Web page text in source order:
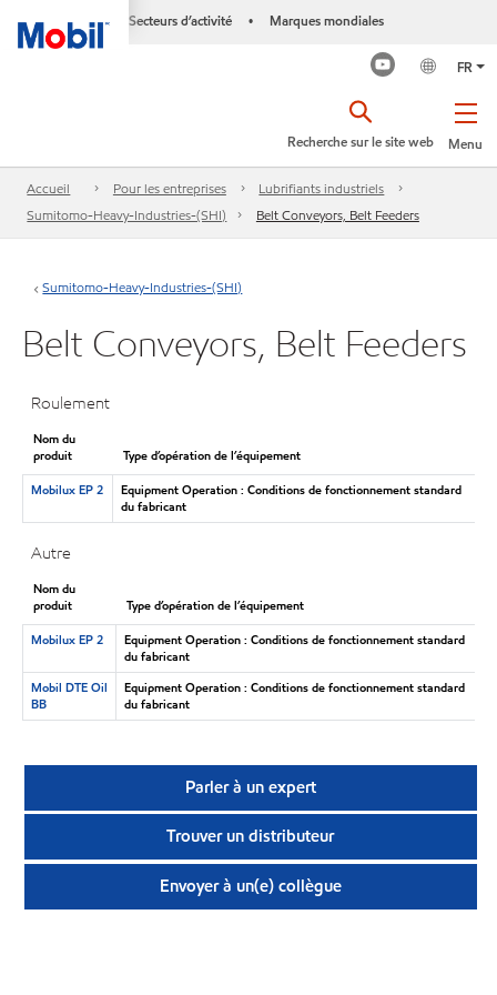
Secteurs d’activité • Marques mondiales
FR
Menu
Recherche sur le site web
Accueil Pour les entreprises
Lubrifiants industriels
Sumitomo-Heavy-Industries-(SHI)
Belt Conveyors, Belt Feeders
Sumitomo-Heavy-Industries-(SHI)
Belt Conveyors, Belt Feeders
Roulement
Nom du
produit
Type d’opération de l’équipement
Mobilux EP 2
Equipment Operation : Conditions de fonctionnement standard
du fabricant
Autre
Nom du
produit
Type d’opération de l’équipement
Mobilux EP 2
Equipment Operation : Conditions de fonctionnement standard
du fabricant
Mobil DTE Oil
BB
Equipment Operation : Conditions de fonctionnement standard
du fabricant
Parler à un expert
Trouver un distributeur
Envoyer à un(e) collègue